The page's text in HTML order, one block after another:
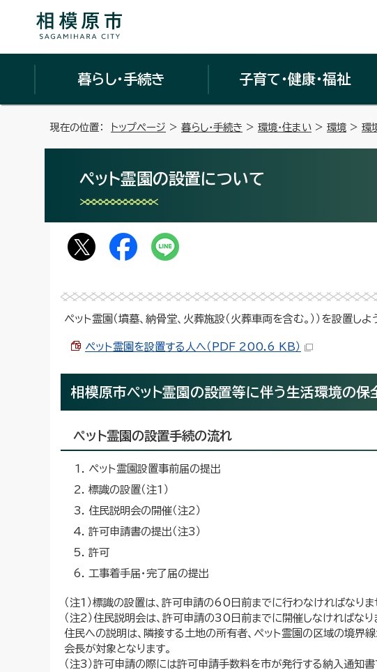
暮らし・手続き 子育て・健康・福祉
現在の位置： トップページ > 暮らし・手続き > 環境・住まい > 環境 > 環
ペット霊園の設置について
ペット霊園（墳墓、納骨堂、火葬施設（火葬車両を含む。））を設置し
ペット霊園を設置する人へ（PDF 200.6 KB）
相模原市ペット霊園の設置等に伴う生活環境の
ペット霊園の設置手続の流れ
ペット霊園設置事前届の提出
標識の設置（注1）
住民説明会の開催（注2）
許可申請書の提出（注3）
許可
工事着手届・完了届の提出
（注1）標識の設置は、許可申請の60日前までに行わなければなりま
（注2）住民説明会は、許可申請の30日前までに開催しなければなり
住民への説明は、隣接する土地の所有者、ペット霊園の区域の境
会長が対象となります。
（注3）許可申請の際には許可申請手数料を市が発行する納入通知書